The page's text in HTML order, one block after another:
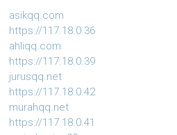
asikqq.com
https://117.18.0.36
ahliqq.com
https://117.18.0.39
jurusqq.net
https://117.18.0.42
murahqq.net
https://117.18.0.41